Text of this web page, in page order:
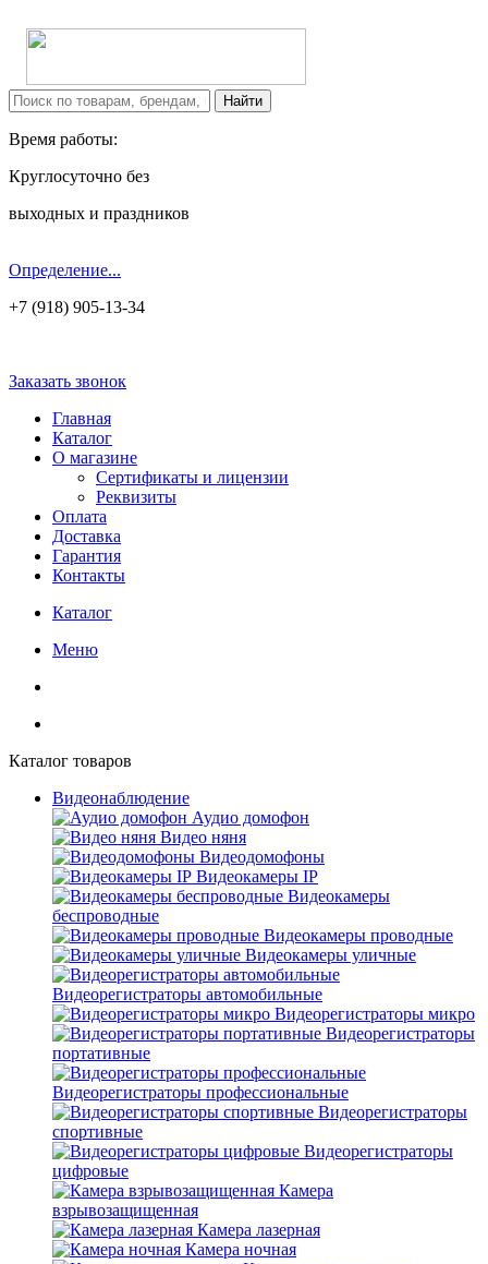
Время работы:
Круглосуточно без
выходных и праздников
Определение...
+7 (918) 905-13-34
Заказать звонок
Главная
Каталог
О магазине
Сертификаты и лицензии
Реквизиты
Оплата
Доставка
Гарантия
Контакты
Каталог
Меню
Каталог товаров
Видеонаблюдение
Аудио домофон
Видео няня
Видеодомофоны
Видеокамеры IP
Видеокамеры
беспроводные
Видеокамеры проводные
Видеокамеры уличные
Видеорегистраторы автомобильные
Видеорегистраторы микро
Видеорегистраторы
портативные
Видеорегистраторы профессиональные
Видеорегистраторы
спортивные
Видеорегистраторы
цифровые
Камера
взрывозащищенная
Камера лазерная
Камера ночная